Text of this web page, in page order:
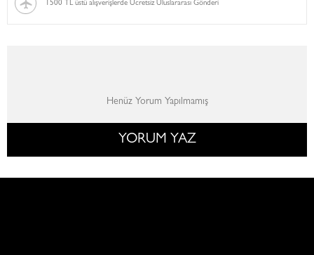
1500 TL üstü alışverişlerde Ücretsiz Uluslararası Gönderi
Henüz Yorum Yapılmamış
YORUM YAZ